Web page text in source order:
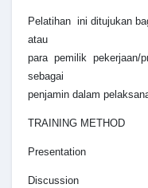
Pelatihan ini ditujukan
atau
para pemilik pekerjaan/
sebagai
penjamin dalam
TRAINING METHOD
Presentation
Discussion